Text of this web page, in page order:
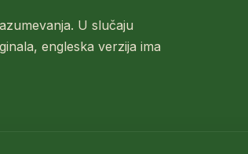
U slučaju
engleska verzija ima